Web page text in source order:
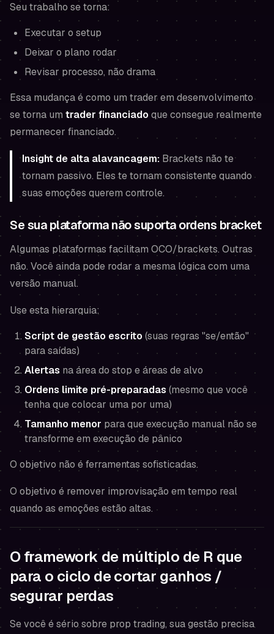
Seu trabalho se torna:
Executar o setup
Deixar o plano rodar
Revisar processo, não drama
Essa mudança é como um trader em desenvolvimento
se torna um trader financiadoque consegue realmente
permanecer financiado.
Insight de alta alavancagem: Brackets não te
tornam passivo. Eles te tornam consistente quando
suas emoções querem controle.
Se sua plataforma não suporta ordens bracket
Algumas plataformas facilitam OCO/brackets. Outras
não. Você ainda pode rodar a mesma lógica com uma
versão manual.
Use esta hierarquia:
Script de gestão escrito(suas regras "se/então"
para saídas)
Alertas na área do stop e áreas de alvo
Ordens limite pré-preparadas (mesmo que você
tenha que colocar uma por uma)
Tamanho menor para que execução manual não se
transforme em execução de pânico
O objetivo não é ferramentas sofisticadas.
O objetivo é remover improvisação em tempo real
quando as emoções estão altas.
O framework de múltiplo de R que
para o ciclo de cortar ganhos /
segurar perdas
Se você é sério sobre prop trading, sua gestão precisa